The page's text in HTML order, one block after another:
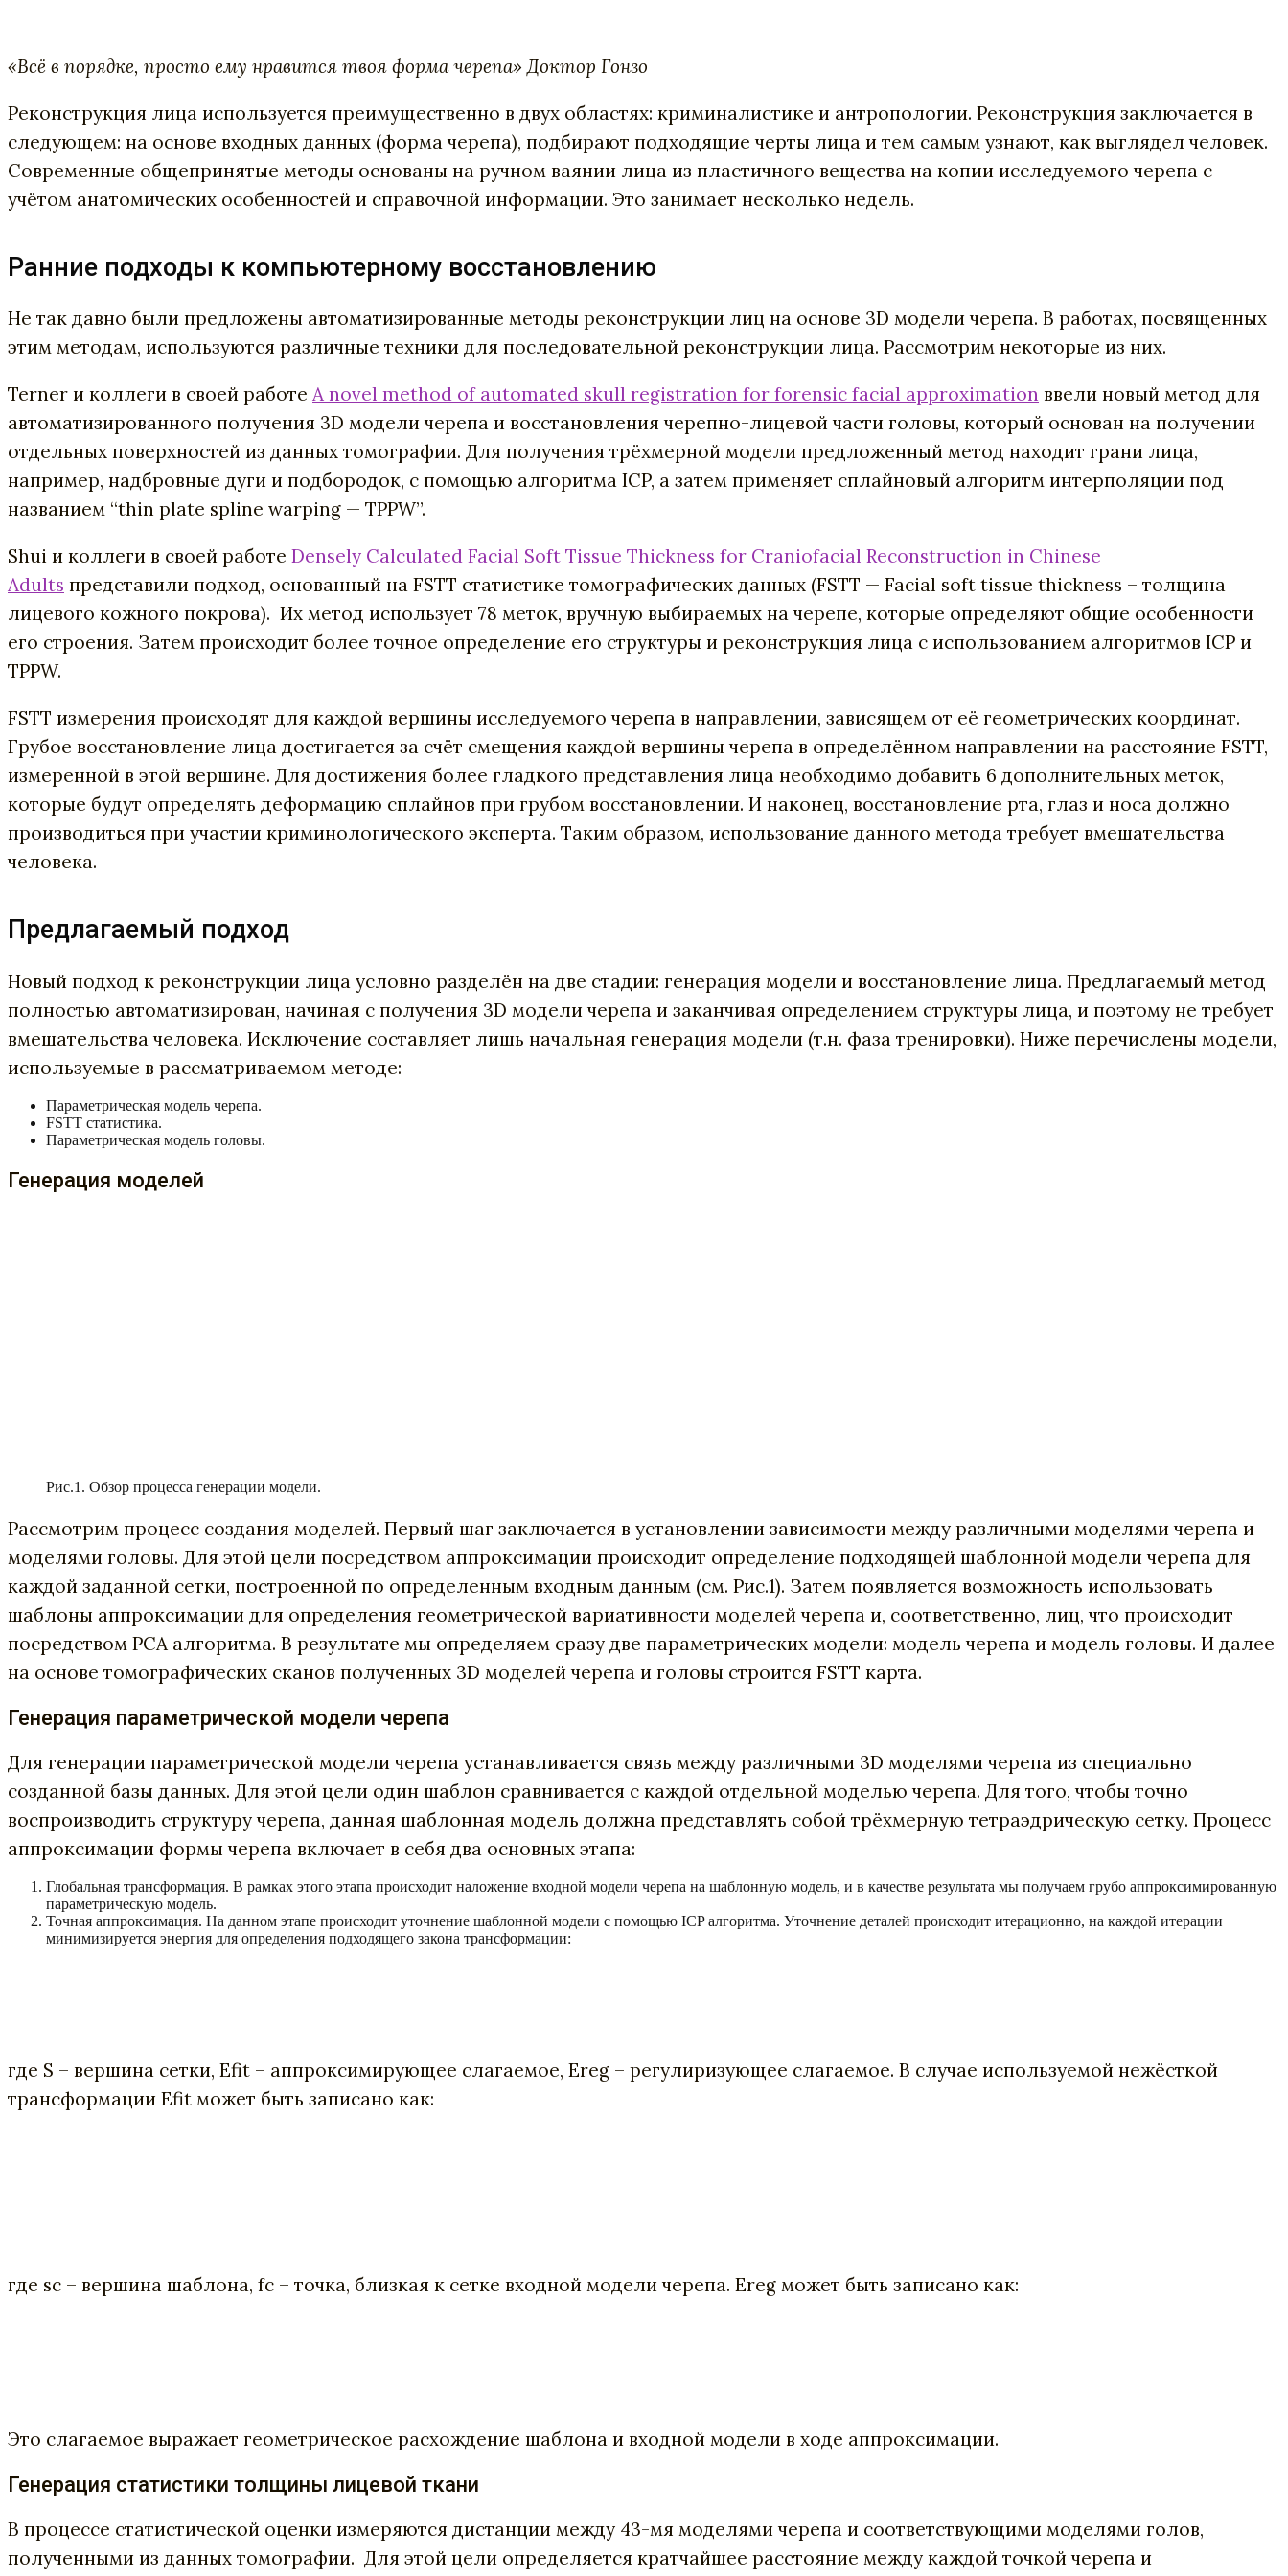
«Всё в порядке, просто ему нравится твоя форма черепа» Доктор Гонзо
Реконструкция лица используется преимущественно в двух областях: криминалистике и антропологии. Реконструкция заключается в
следующем: на основе входных данных (форма черепа), подбирают подходящие черты лица и тем самым узнают, как выглядел человек.
Современные общепринятые методы основаны на ручном ваянии лица из пластичного вещества на копии исследуемого черепа с
учётом анатомических особенностей и справочной информации. Это занимает несколько недель.
Ранние подходы к компьютерному восстановлению
Не так давно были предложены автоматизированные методы реконструкции лиц на основе 3D модели черепа. В работах, посвященных
этим методам, используются различные техники для последовательной реконструкции лица. Рассмотрим некоторые из них.
Terner и коллеги в своей работе A novel method of automated skull registration for forensic facial approximation ввели новый метод для
автоматизированного получения 3D модели черепа и восстановления черепно-лицевой части головы, который основан на получении
отдельных поверхностей из данных томографии. Для получения трёхмерной модели предложенный метод находит грани лица,
например, надбровные дуги и подбородок, с помощью алгоритма ICP, а затем применяет сплайновый алгоритм интерполяции под
названием “thin plate spline warping — TPPW”.
Shui и коллеги в своей работе Densely Calculated Facial Soft Tissue Thickness for Craniofacial Reconstruction in Chinese
Adults представили подход, основанный на FSTT статистике томографических данных (FSTT — Facial soft tissue thickness – толщина
лицевого кожного покрова). Их метод использует 78 меток, вручную выбираемых на черепе, которые определяют общие особенности
его строения. Затем происходит более точное определение его структуры и реконструкция лица с использованием алгоритмов ICP и
TPPW.
FSTT измерения происходят для каждой вершины исследуемого черепа в направлении, зависящем от её геометрических координат.
Грубое восстановление лица достигается за счёт смещения каждой вершины черепа в определённом направлении на расстояние FSTT,
измеренной в этой вершине. Для достижения более гладкого представления лица необходимо добавить 6 дополнительных меток,
которые будут определять деформацию сплайнов при грубом восстановлении. И наконец, восстановление рта, глаз и носа должно
производиться при участии криминологического эксперта. Таким образом, использование данного метода требует вмешательства
человека.
Предлагаемый подход
Новый подход к реконструкции лица условно разделён на две стадии: генерация модели и восстановление лица. Предлагаемый метод
полностью автоматизирован, начиная с получения 3D модели черепа и заканчивая определением структуры лица, и поэтому не требует
вмешательства человека. Исключение составляет лишь начальная генерация модели (т.н. фаза тренировки). Ниже перечислены модели,
используемые в рассматриваемом методе:
Параметрическая модель черепа.
FSTT статистика.
Параметрическая модель головы.
Генерация моделей
Рис.1. Обзор процесса генерации модели.
Рассмотрим процесс создания моделей. Первый шаг заключается в установлении зависимости между различными моделями черепа и
моделями головы. Для этой цели посредством аппроксимации происходит определение подходящей шаблонной модели черепа для
каждой заданной сетки, построенной по определенным входным данным (см. Рис.1). Затем появляется возможность использовать
шаблоны аппроксимации для определения геометрической вариативности моделей черепа и, соответственно, лиц, что происходит
посредством PCA алгоритма. В результате мы определяем сразу две параметрических модели: модель черепа и модель головы. И далее
на основе томографических сканов полученных 3D моделей черепа и головы строится FSTT карта.
Генерация параметрической модели черепа
Для генерации параметрической модели черепа устанавливается связь между различными 3D моделями черепа из специально
созданной базы данных. Для этой цели один шаблон сравнивается с каждой отдельной моделью черепа. Для того, чтобы точно
воспроизводить структуру черепа, данная шаблонная модель должна представлять собой трёхмерную тетраэдрическую сетку. Процесс
аппроксимации формы черепа включает в себя два основных этапа:
Глобальная трансформация. В рамках этого этапа происходит наложение входной модели черепа на шаблонную модель, и в качестве результата мы получаем грубо аппроксимированную
параметрическую модель.
Точная аппроксимация. На данном этапе происходит уточнение шаблонной модели с помощью ICP алгоритма. Уточнение деталей происходит итерационно, на каждой итерации
минимизируется энергия для определения подходящего закона трансформации:
где S – вершина сетки, Efit – аппроксимирующее слагаемое, Ereg – регулиризующее слагаемое. В случае используемой нежёсткой
трансформации Efit может быть записано как:
где sc – вершина шаблона, fc – точка, близкая к сетке входной модели черепа. Ereg может быть записано как:
Это слагаемое выражает геометрическое расхождение шаблона и входной модели в ходе аппроксимации.
Генерация статистики толщины лицевой ткани
В процессе статистической оценки измеряются дистанции между 43-мя моделями черепа и соответствующими моделями голов,
полученными из данных томографии. Для этой цели определяется кратчайшее расстояние между каждой точкой черепа и